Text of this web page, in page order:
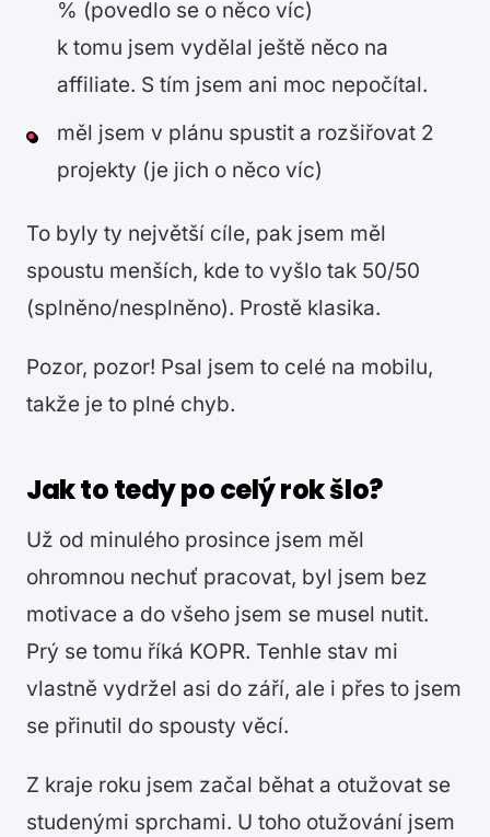
% (povedlo se o něco víc)
k tomu jsem vydělal ještě něco na
affiliate. S tím jsem ani moc nepočítal.
měl jsem v plánu spustit a rozšiřovat 2
projekty (je jich o něco víc)
To byly ty největší cíle, pak jsem měl
spoustu menších, kde to vyšlo tak 50/50
(splněno/nesplněno). Prostě klasika.
Pozor, pozor! Psal jsem to celé na mobilu,
takže je to plné chyb.
Jak to tedy po celý rok šlo?
Už od minulého prosince jsem měl
ohromnou nechuť pracovat, byl jsem bez
motivace a do všeho jsem se musel nutit.
Prý se tomu říká KOPR. Tenhle stav mi
vlastně vydržel asi do září, ale i přes to jsem
se přinutil do spousty věcí.
Z kraje roku jsem začal běhat a otužovat se
studenými sprchami. U toho otužování jsem